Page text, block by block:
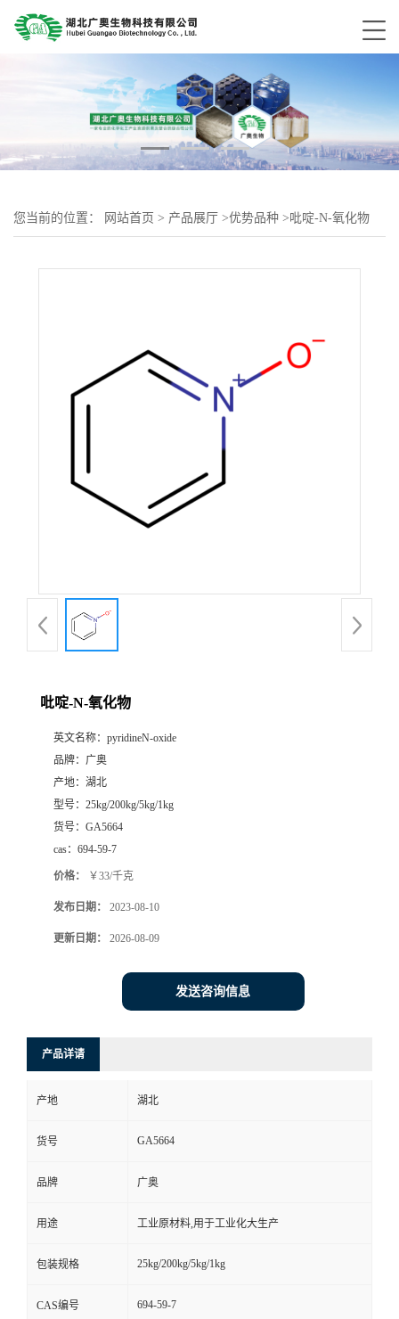
您当前的位置： 网站首页 > 产品展厅 >优势品种 >吡啶-N-氧化物
吡啶-N-氧化物
英文名称： pyridineN-oxide
品牌： 广奥
产地： 湖北
型号： 25kg/200kg/5kg/1kg
货号： GA5664
cas： 694-59-7
价格： ￥33/千克
发布日期： 2023-08-10
更新日期： 2026-08-09
发送咨询信息
产品详请
产地 湖北
货号 GA5664
品牌 广奥
用途 工业原材料,用于工业化大生产
包装规格 25kg/200kg/5kg/1kg
CAS编号 694-59-7